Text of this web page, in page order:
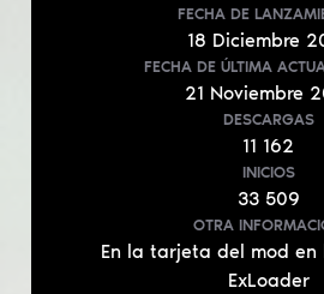
FECHA DE
18 Diciembre
FECHA DE ÚLTIMA
21 Noviembre
DESCARGAS
11 162
INICIOS
33 509
OTRA
En la tarjeta del mod en
ExLoader